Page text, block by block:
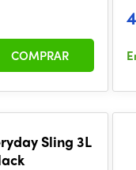
COMPRAR
Sling 3L